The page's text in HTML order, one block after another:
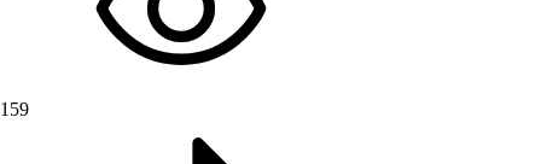
159